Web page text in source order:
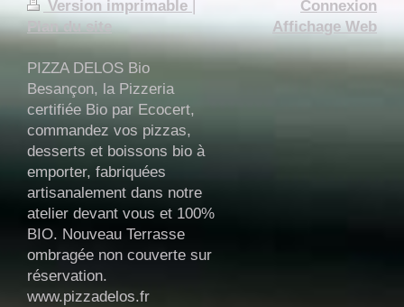
Version imprimable |
Plan du site
PIZZA DELOS Bio
Besançon, la Pizzeria
certifiée Bio par Ecocert,
commandez vos pizzas,
desserts et boissons bio à
emporter, fabriquées
artisanalement dans notre
atelier devant vous et 100%
BIO. Nouveau Terrasse
ombragée non couverte sur
réservation.
www.pizzadelos.fr
Connexion
Affichage Web